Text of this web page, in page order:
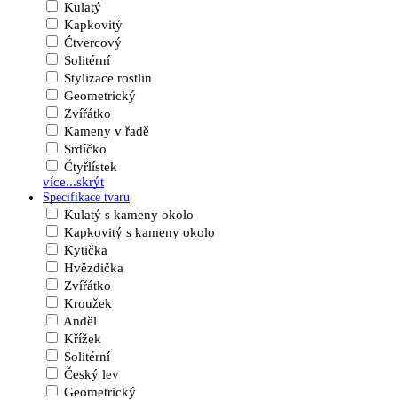
Kulatý
Kapkovitý
Čtvercový
Solitérní
Stylizace rostlin
Geometrický
Zvířátko
Kameny v řadě
Srdíčko
Čtyřlístek
více...skrýt
Specifikace tvaru
Kulatý s kameny okolo
Kapkovitý s kameny okolo
Kytička
Hvězdička
Zvířátko
Kroužek
Anděl
Křížek
Solitérní
Český lev
Geometrický